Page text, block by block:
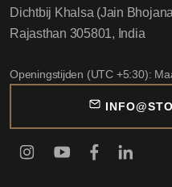
Dichtbij Khalsa (Jain
Rajasthan 305801, India
Openingstijden (UTC +5:30):